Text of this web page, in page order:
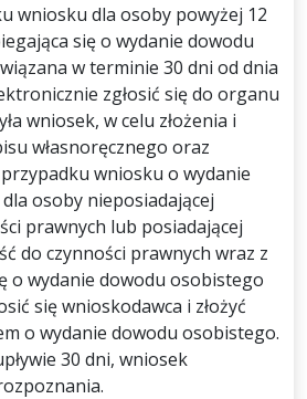
wniosku dla osoby powyżej 12
się o wydanie dowodu
w terminie 30 dni od dnia
zgłosić się do organu
wniosek, w celu złożenia i
własnoręcznego oraz
wniosku o wydanie
osoby nieposiadającej
prawnych lub posiadającej
do czynności prawnych wraz z
o wydanie dowodu osobistego
się wnioskodawca i złożyć
o wydanie dowodu osobistego.
30 dni, wniosek